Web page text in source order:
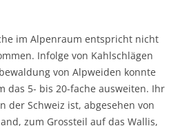
im Alpenraum entspricht nicht
Infolge von Kahlschlägen
von Alpweiden konnte
das 5- bis 20-fache ausweiten. Ihr
der Schweiz ist, abgesehen von
zum Grossteil auf das Wallis,